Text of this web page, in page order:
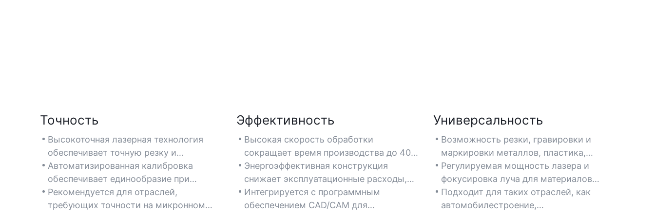
Точность
Высокоточная лазерная технология
обеспечивает точную резку и
гравировку, идеально подходящую для
сложных дизайнов.
Автоматизированная калибровка
обеспечивает единообразие при
производстве крупных партий
продукции.
Рекомендуется для отраслей,
требующих точности на микронном
Эффективность
Высокая скорость обработки
сокращает время производства до 40%
по сравнению с традиционными
методами.
Энергоэффективная конструкция
снижает эксплуатационные расходы,
сохраняя при этом высокую
производительность.
Интегрируется с программным
обеспечением CAD/CAM для
Универсальность
Возможность резки, гравировки и
маркировки металлов, пластика,
дерева и композитных материалов.
Регулируемая мощность лазера и
фокусировка луча для материалов
различной толщины и типа.
Подходит для таких отраслей, как
автомобилестроение,